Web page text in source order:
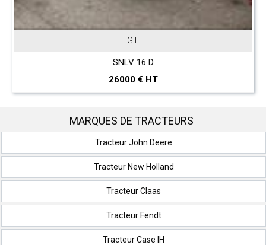
MARQUES DE TRACTEURS
Tracteur John Deere
Tracteur New Holland
Tracteur Claas
Tracteur Fendt
Tracteur Case IH